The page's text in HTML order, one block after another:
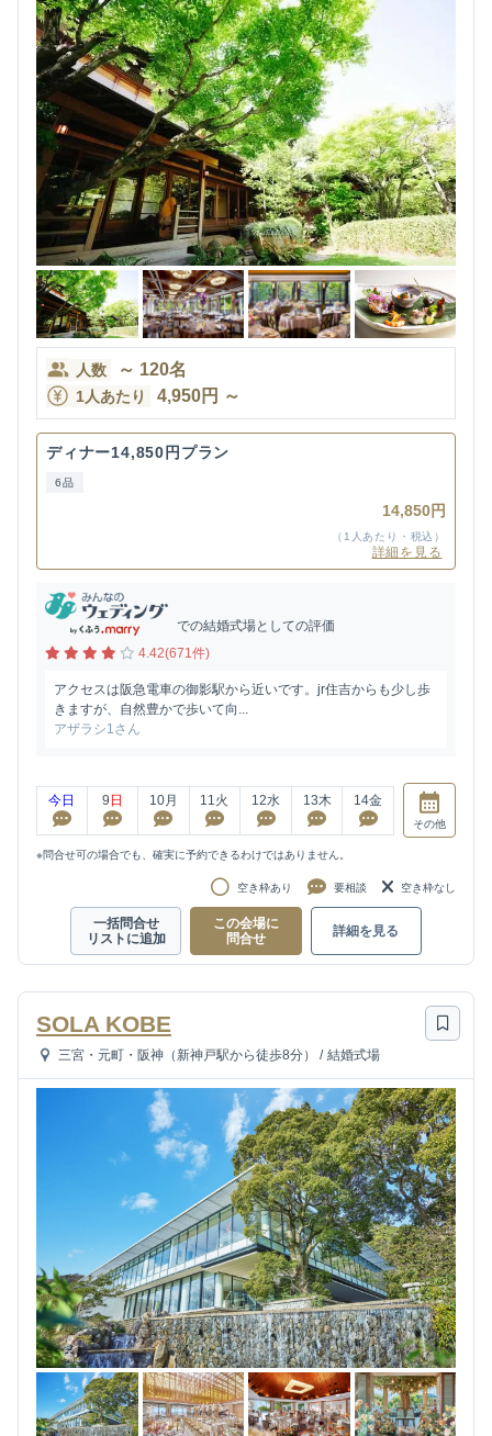
人数 ～ 120名
1人あたり 4,950円 ～
ディナー14,850円プラン
6品
14,850円
（1人あたり・税込）
詳細を見る
での結婚式場としての評価
4.42(671件)
アクセスは阪急電車の御影駅から近いです。jr住吉からも少し歩
きますが、自然豊かで歩いて向...
アザラシ1さん
今日 9 日 10月 11火 12水 13木 14金
その他
※問合せ可の場合でも、確実に予約できるわけではありません。
空き枠あり 要相談 空き枠なし
一括問合せ
リストに追加
この会場に
問合せ
詳細を見る
SOLA KOBE
三宮・元町・阪神（新神戸駅から徒歩8分） / 結婚式場